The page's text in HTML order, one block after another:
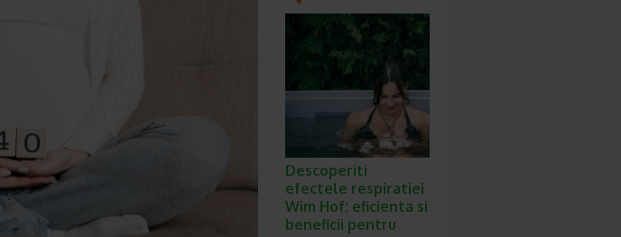
Descoperiti
efectele respiratiei
Wim Hof: eficienta si
beneficii pentru